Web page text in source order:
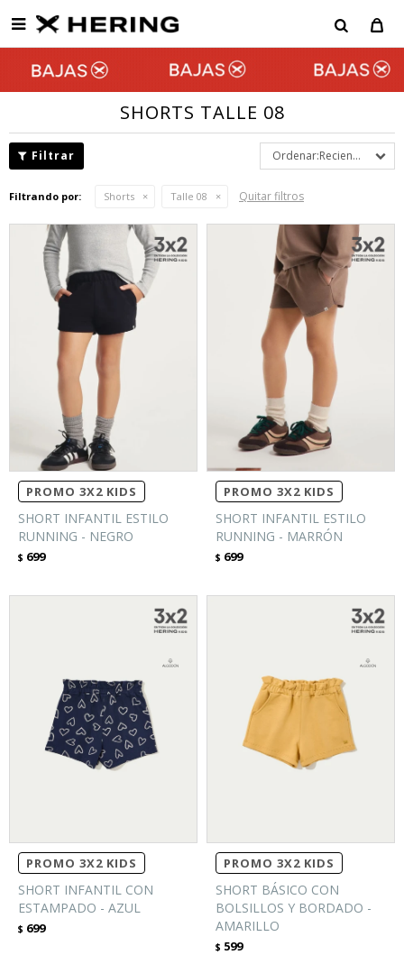

SHORTS TALLE 08
Recientes
Filtrando por: Shorts Talle 08 Quitar filtros
PROMO 3X2 KIDS
SHORT INFANTIL ESTILO
RUNNING - NEGRO
$ 699
PROMO 3X2 KIDS
SHORT INFANTIL ESTILO
RUNNING - MARRÓN
$ 699
PROMO 3X2 KIDS
SHORT INFANTIL CON
ESTAMPADO - AZUL
$ 699
PROMO 3X2 KIDS
SHORT BÁSICO CON
BOLSILLOS Y BORDADO -
AMARILLO
$ 599